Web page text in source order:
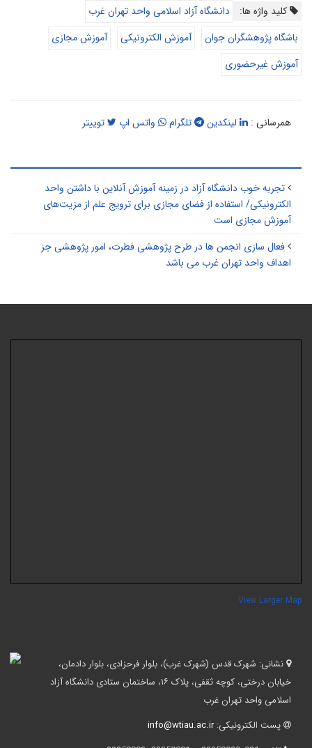
کلید واژه ها:
دانشگاه آزاد اسلامی واحد تهران غرب
باشگاه پژوهشگران جوان
آموزش الکترونیکی
آموزش مجازی
آموزش غیرحضوری
همرسانی : لینکدین تلگرام واتس اپ توییتر
تجربه خوب دانشگاه آزاد در زمینه آموزش آنلاین با داشتن واحد
الکترونیکی/ استفاده از فضای مجازی برای ترویج علم از مزیت‌های
آموزش مجازی است
فعال سازی انجمن ها در طرح پژوهشی فطرت، امور پژوهشی جز
اهداف واحد تهران غرب می باشد
View Larger
نشانی:شهرک قدس (شهرک غرب)، بلوار فرحزادی، بلوار دادمان،
خیابان درختی، کوچه ثقفی، پلاک ۱۶، ساختمان ستادی دانشگاه آزاد
اسلامی واحد تهران غرب
پست الکترونیکی:info@wtiau.ac.ir